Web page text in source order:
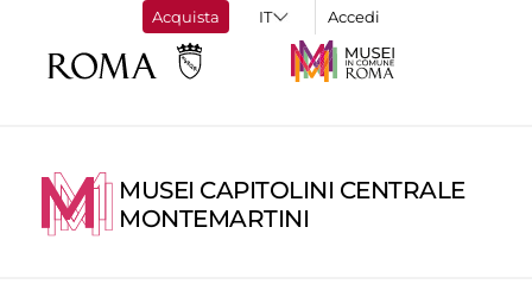
Acquista Accedi
MUSEI CAPITOLINI CENTRALE
MONTEMARTINI